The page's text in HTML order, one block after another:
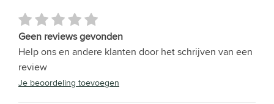
Geen reviews gevonden
Help ons en andere klanten door het schrijven van een
review
Je beoordeling toevoegen